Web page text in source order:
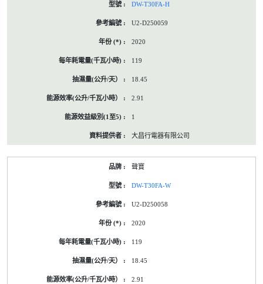
DW-T30FA-H
U2-D250059
2020
119
18.45
2.91
1
大昌行電器有限公司
聲寶
DW-T30FA-W
U2-D250058
2020
119
18.45
2.91